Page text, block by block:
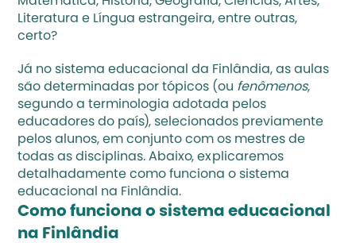
Literatura e Língua estrangeira, entre outras,
certo?
Já no sistema educacional da Finlândia, as aulas
são determinadas por tópicos (ou fenômenos,
segundo a terminologia adotada pelos
educadores do país), selecionados previamente
pelos alunos, em conjunto com os mestres de
todas as disciplinas. Abaixo, explicaremos
detalhadamente como funciona o sistema
educacional na Finlândia.
Como funciona o sistema educacional
na Finlândia